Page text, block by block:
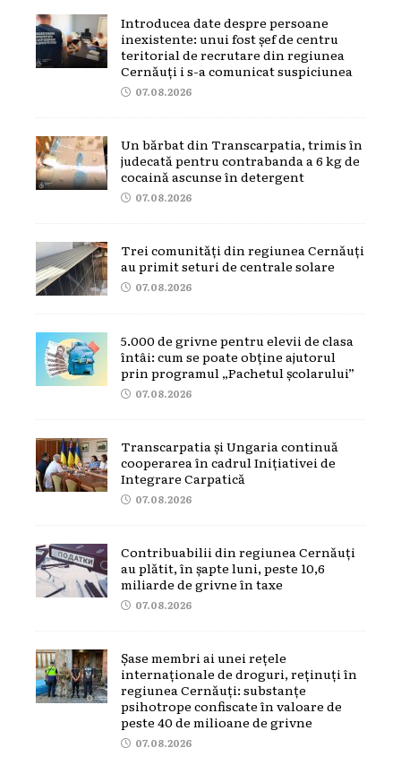
Introducea date despre persoane
inexistente: unui fost șef de centru
teritorial de recrutare din regiunea
Cernăuți i s-a comunicat suspiciunea
07.08.2026
Un bărbat din Transcarpatia, trimis în
judecată pentru contrabanda a 6 kg de
cocaină ascunse în detergent
07.08.2026
Trei comunități din regiunea Cernăuți
au primit seturi de centrale solare
07.08.2026
5.000 de grivne pentru elevii de clasa
întâi: cum se poate obține ajutorul
prin programul „Pachetul școlarului”
07.08.2026
Transcarpatia și Ungaria continuă
cooperarea în cadrul Inițiativei de
Integrare Carpatică
07.08.2026
Contribuabilii din regiunea Cernăuți
au plătit, în șapte luni, peste 10,6
miliarde de grivne în taxe
07.08.2026
Șase membri ai unei rețele
internaționale de droguri, reținuți în
regiunea Cernăuți: substanțe
psihotrope confiscate în valoare de
peste 40 de milioane de grivne
07.08.2026